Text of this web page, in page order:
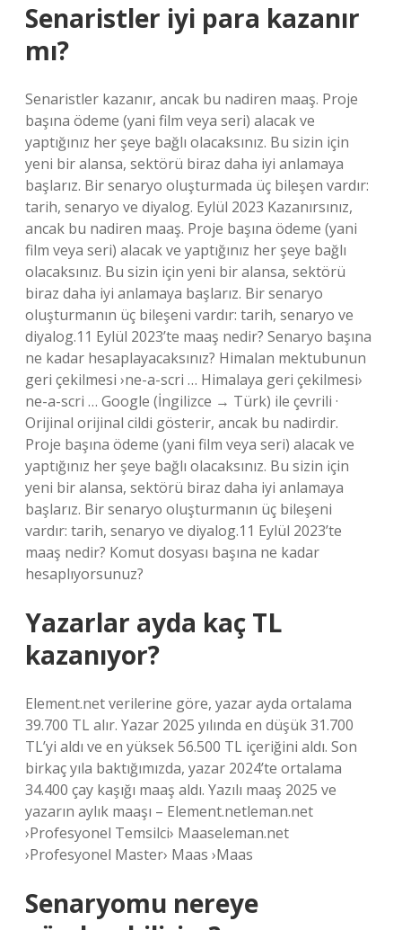
Senaristler iyi para kazanır
mı?
Senaristler kazanır, ancak bu nadiren maaş. Proje
başına ödeme (yani film veya seri) alacak ve
yaptığınız her şeye bağlı olacaksınız. Bu sizin için
yeni bir alansa, sektörü biraz daha iyi anlamaya
başlarız. Bir senaryo oluşturmada üç bileşen vardır:
tarih, senaryo ve diyalog. Eylül 2023 Kazanırsınız,
ancak bu nadiren maaş. Proje başına ödeme (yani
film veya seri) alacak ve yaptığınız her şeye bağlı
olacaksınız. Bu sizin için yeni bir alansa, sektörü
biraz daha iyi anlamaya başlarız. Bir senaryo
oluşturmanın üç bileşeni vardır: tarih, senaryo ve
diyalog.11 Eylül 2023’te maaş nedir? Senaryo başına
ne kadar hesaplayacaksınız? Himalan mektubunun
geri çekilmesi ›ne-a-scri … Himalaya geri çekilmesi›
ne-a-scri … Google (İngilizce → Türk) ile çevrili ·
Orijinal orijinal cildi gösterir, ancak bu nadirdir.
Proje başına ödeme (yani film veya seri) alacak ve
yaptığınız her şeye bağlı olacaksınız. Bu sizin için
yeni bir alansa, sektörü biraz daha iyi anlamaya
başlarız. Bir senaryo oluşturmanın üç bileşeni
vardır: tarih, senaryo ve diyalog.11 Eylül 2023’te
maaş nedir? Komut dosyası başına ne kadar
hesaplıyorsunuz?
Yazarlar ayda kaç TL
kazanıyor?
Element.net verilerine göre, yazar ayda ortalama
39.700 TL alır. Yazar 2025 yılında en düşük 31.700
TL’yi aldı ve en yüksek 56.500 TL içeriğini aldı. Son
birkaç yıla baktığımızda, yazar 2024’te ortalama
34.400 çay kaşığı maaş aldı. Yazılı maaş 2025 ve
yazarın aylık maaşı – Element.netleman.net
›Profesyonel Temsilci› Maaseleman.net
›Profesyonel Master› Maas ›Maas
Senaryomu nereye